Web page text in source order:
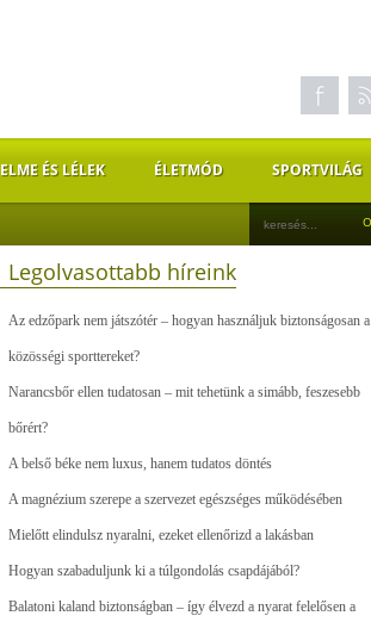
ELME ÉS LÉLEK ÉLETMÓD SPORTVILÁG
Legolvasottabb híreink
Az edzőpark nem játszótér – hogyan használjuk biztonságosan a
közösségi sporttereket?
Narancsbőr ellen tudatosan – mit tehetünk a simább, feszesebb
bőrért?
A belső béke nem luxus, hanem tudatos döntés
A magnézium szerepe a szervezet egészséges működésében
Mielőtt elindulsz nyaralni, ezeket ellenőrizd a lakásban
Hogyan szabaduljunk ki a túlgondolás csapdájából?
Balatoni kaland biztonságban – így élvezd a nyarat felelősen a